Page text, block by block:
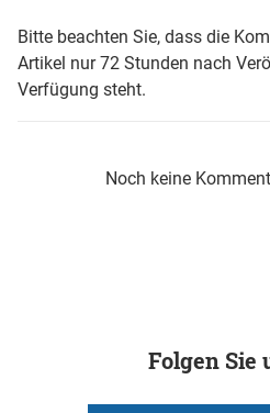
Bitte beachten Sie, dass die
Artikel nur 72 Stunden nach
Verfügung steht.
Noch keine
Folgen Sie